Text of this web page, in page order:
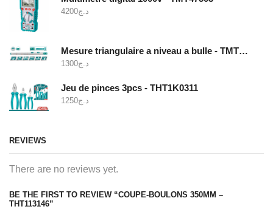
د.ج4200
Mesure triangulaire a niveau a bulle - TMT646003
د.ج1300
Jeu de pinces 3pcs - THT1K0311
د.ج1250
REVIEWS
There are no reviews yet.
BE THE FIRST TO REVIEW “COUPE-BOULONS 350MM –
THT113146”